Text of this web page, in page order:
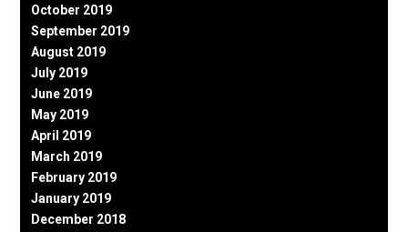
October 2019
September 2019
August 2019
July 2019
June 2019
May 2019
April 2019
March 2019
February 2019
January 2019
December 2018